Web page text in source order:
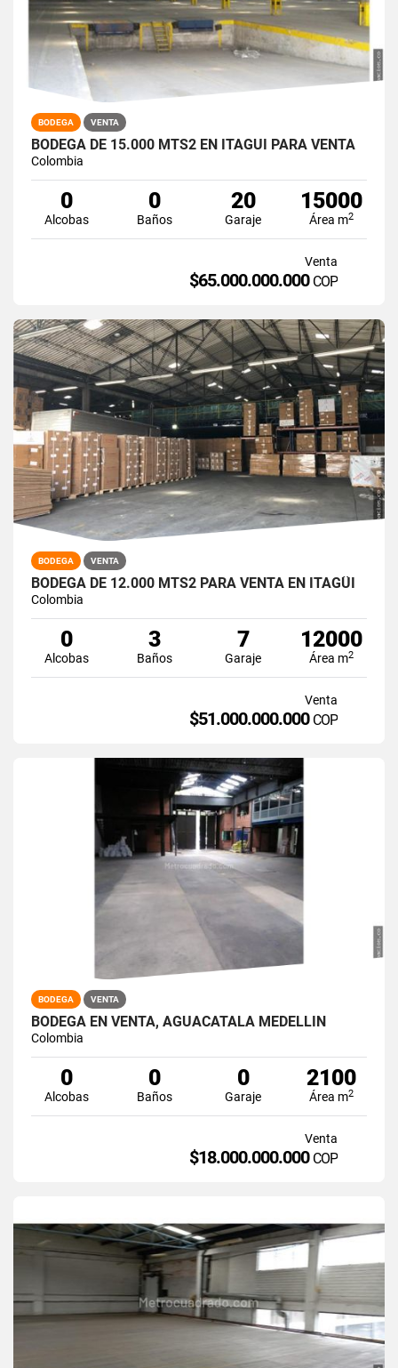
BODEGA VENTA
BODEGA DE 15.000 MTS2 EN ITAGUI PARA VENTA
Colombia
0
Alcobas
0
Baños
20
Garaje
15000
Área m2
Venta
$65.000.000.000 COP
BODEGA VENTA
BODEGA DE 12.000 MTS2 PARA VENTA EN ITAGÜI
Colombia
0
Alcobas
3
Baños
7
Garaje
12000
Área m2
Venta
$51.000.000.000 COP
BODEGA VENTA
BODEGA EN VENTA, AGUACATALA MEDELLÍN
Colombia
0
Alcobas
0
Baños
0
Garaje
2100
Área m2
Venta
$18.000.000.000 COP